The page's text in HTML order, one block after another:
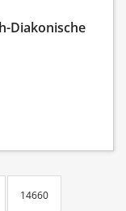
Diakonische
14660